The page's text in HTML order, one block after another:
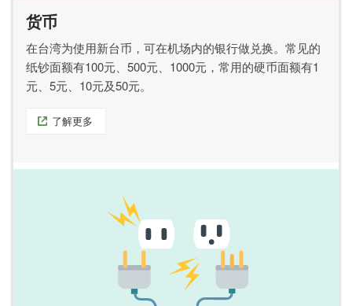
货币
在台湾为使用新台币，可在机场内的银行做兑换。常见的
纸钞面额有100元、500元、1000元，常用的硬币面额有1
元、5元、10元及50元。
了解更多